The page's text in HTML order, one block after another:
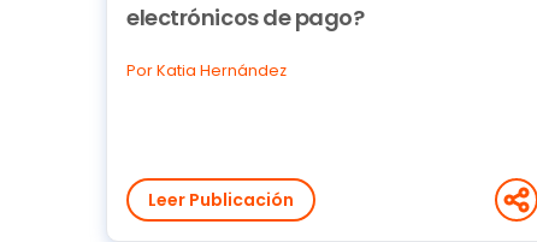
electrónicos de pago?
Por Katia Hernández
Leer Publicación